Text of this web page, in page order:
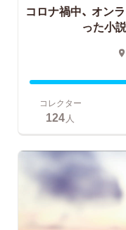
コロナ禍中、 オン
った小
コレクター
124 人